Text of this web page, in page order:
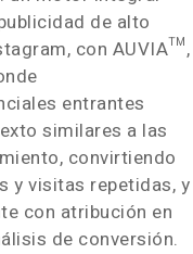
de alto
con AUVIA™,
entrantes
similares a las
convirtiendo
y visitas repetidas, y
con atribución en
de conversión.